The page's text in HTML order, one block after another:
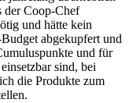
der Coop-Chef
und hätte kein
abgekupfert und
und für
sind, bei
die Produkte zum